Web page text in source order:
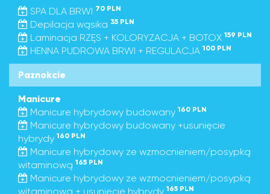
SPA DLA BRWI 70 PLN
Depilacja wąsika 35 PLN
Laminacja RZĘS + KOLORYZACJA + BOTOX 159 PLN
HENNA PUDROWA BRWI + REGULACJA 100 PLN
Paznokcie
Manicure
Manicure hybrydowy budowany 160 PLN
Manicure hybrydowy budowany +usunięcie
hybrydy 160 PLN
Manicure hybrydowy ze wzmocnieniem/posypką
witaminową 165 PLN
Manicure hybrydowy ze wzmocnieniem/posypką
witaminową + usuniecie hybrydy 165 PLN